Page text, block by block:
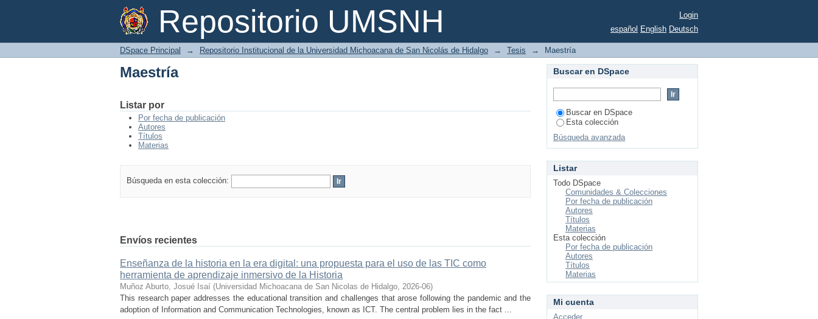
Repositorio UMSNH
Maestría
Login
español English Deutsch
DSpace Principal → Repositorio Institucional de la Universidad Michoacana de San Nicolás de Hidalgo → Tesis → Maestría
Maestría
Listar por
Por fecha de publicación
Autores
Títulos
Materias
Búsqueda en esta colección:
Envíos recientes
Enseñanza de la historia en la era digital: una propuesta para el uso de las TIC como
herramienta de aprendizaje inmersivo de la Historia
Muñoz Aburto, Josué Isaí (Universidad Michoacana de San Nicolas de Hidalgo, 2026-06)
This research paper addresses the educational transition and challenges that arose following the pandemic and the
adoption of Information and Communication Technologies, known as ICT. The central problem lies in the fact ...
Buscar en DSpace
Buscar en DSpace
Esta colección
Búsqueda avanzada
Listar
Todo DSpace
Comunidades & Colecciones
Por fecha de publicación
Autores
Títulos
Materias
Esta colección
Por fecha de publicación
Autores
Títulos
Materias
Mi cuenta
Acceder